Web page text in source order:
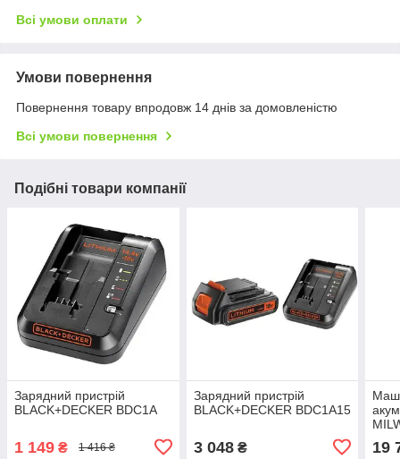
Всі умови оплати
Умови повернення
Повернення товару впродовж 14 днів за домовленістю
Всі умови повернення
Подібні товари компанії
Зарядний пристрій
BLACK+DECKER BDC1A
1 149 ₴ 1 416 ₴
Зарядний пристрій
BLACK+DECKER BDC1A15
3 048₴ 19